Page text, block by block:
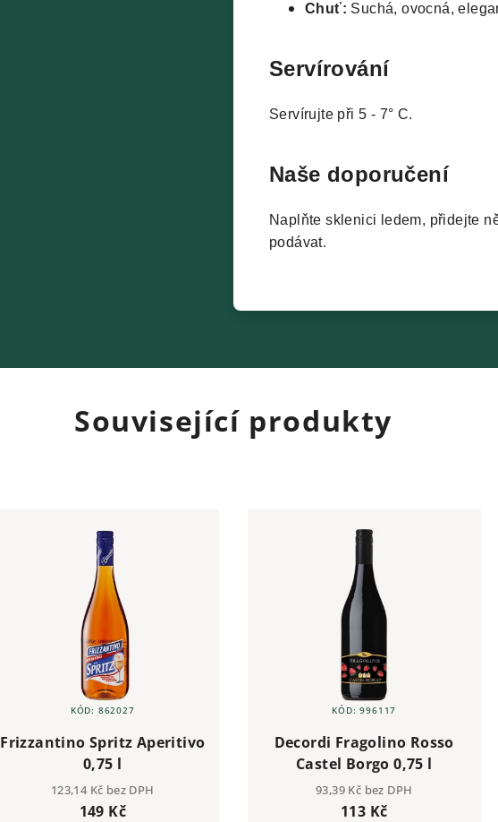
Chuť: Suchá, ovocná,
Servírování
Servírujte při 5 - 7° C.
Naše doporučení
Naplňte sklenici ledem, přidejte
podávat.
Související produkty
Frizzantino Spritz Aperitivo
0,75 l
123,14 Kč bez DPH
149 Kč
KÓD: 862027
Decordi Fragolino Rosso
Castel Borgo 0,75 l
93,39 Kč bez DPH
113 Kč
KÓD:996117